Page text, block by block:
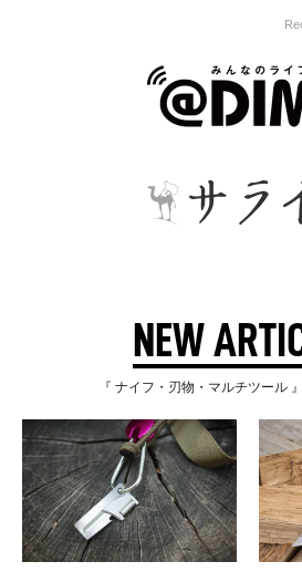
NEW
『 ナイフ・刃物・マルチツール